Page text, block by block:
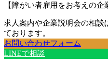
【障がい者雇用をお考えの企
求人案内や企業説明会の相談
ております。
お問い合わせフォーム
LINEで相談